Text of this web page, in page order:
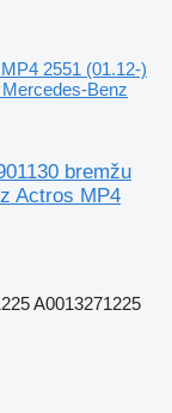
2551 (01.12-)
Benz
bremžu
Actros MP4
A0013271225